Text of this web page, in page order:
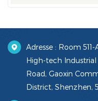
Adresse : Room
High-tech
Road, Gaoxin
District, Shenzhen,